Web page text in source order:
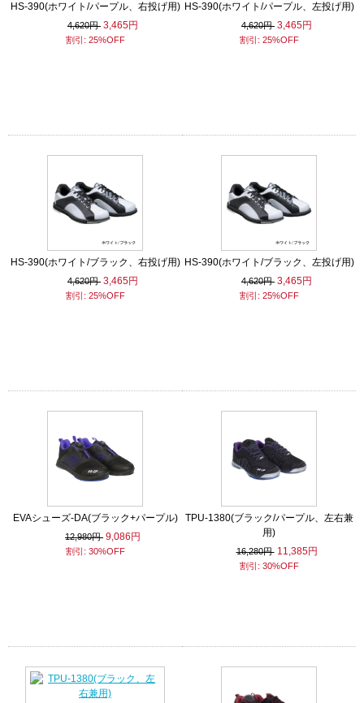
HS-390(ホワイト/パープル、右投げ用)
4,620円 3,465円
割引: 25%OFF
HS-390(ホワイト/パープル、左投げ用)
4,620円 3,465円
割引: 25%OFF
HS-390(ホワイト/ブラック、右投げ用)
4,620円 3,465円
割引: 25%OFF
HS-390(ホワイト/ブラック、左投げ用)
4,620円 3,465円
割引: 25%OFF
EVAシューズ-DA(ブラック+パープル)
12,980円 9,086円
割引: 30%OFF
TPU-1380(ブラック/パープル、左右兼
用)
16,280円 11,385円
割引: 30%OFF